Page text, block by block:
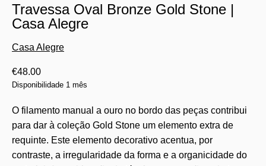
Travessa Oval Bronze Gold Stone |
Casa Alegre
Casa Alegre
€48.00
Disponibilidade 1 mês
O filamento manual a ouro no bordo das peças contribui
para dar à coleção Gold Stone um elemento extra de
requinte. Este elemento decorativo acentua, por
contraste, a irregularidade da forma e a organicidade do